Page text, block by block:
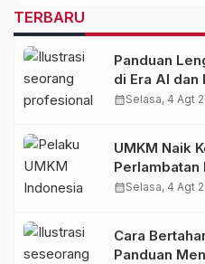
TERBARU
Panduan
di Era AI dan
calendar_monthSelasa, 4 Agt
UMKM Naik
Perlambatan
Bertahan dan
calendar_monthSelasa, 4 Agt
Cara
Panduan